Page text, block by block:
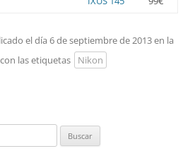
el día 6 de septiembre de 2013 en la
con las etiquetas
Nikon